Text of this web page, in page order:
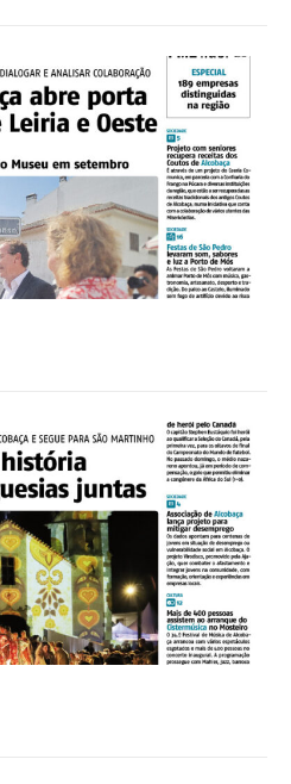
online
Exclusivos para
anual
o plano